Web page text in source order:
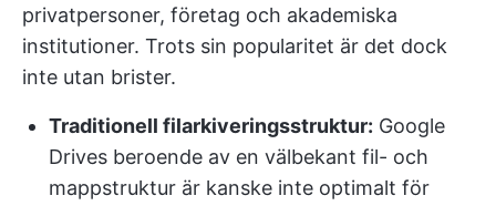
privatpersoner, företag och akademiska
institutioner. Trots sin popularitet är det dock
inte utan brister.
Traditionell filarkiveringsstruktur: Google
Drives beroende av en välbekant fil- och
mappstruktur är kanske inte optimalt för